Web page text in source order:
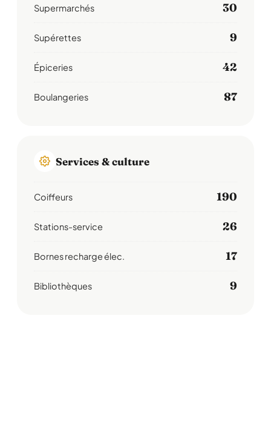
Supermarchés 30
Supérettes 9
Épiceries 42
Boulangeries 87
Services & culture
Coiffeurs 190
Stations-service 26
Bornes recharge élec. 17
Bibliothèques 9